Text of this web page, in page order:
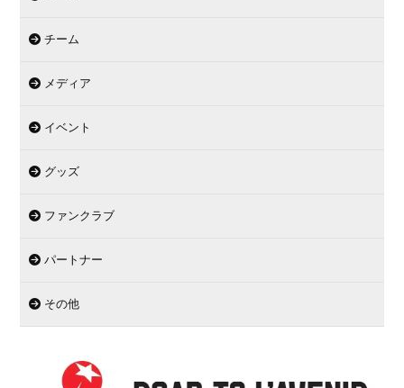
チーム
メディア
イベント
グッズ
ファンクラブ
パートナー
その他